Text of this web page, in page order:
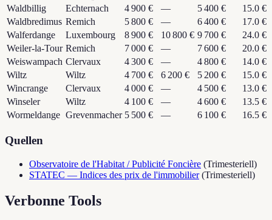
Waldbillig
Echternach 4 900 € — 5 400 €
15.0 €
Waldbredimus Remich 5 800 € — 6 400 €
17.0 €
Walferdange
Luxembourg 8 900 € 10 800 € 9 700 €
24.0 €
Weiler-la-Tour Remich 7 000 € — 7 600 €
20.0 €
Weiswampach Clervaux 4 300 € — 4 800 €
14.0 €
Wiltz
Wiltz 4 700 € 6 200 € 5 200 €
15.0 €
Wincrange
Clervaux 4 000 € — 4 500 €
13.0 €
Winseler
Wiltz 4 100 € — 4 600 €
13.5 €
Wormeldange Grevenmacher 5 500 € — 6 100 € 16.5 €
Quellen
Observatoire de l'Habitat / Publicité Foncière (Trimesteriell)
STATEC — Indices des prix de l'immobilier (Trimesteriell)
Verbonne Tools